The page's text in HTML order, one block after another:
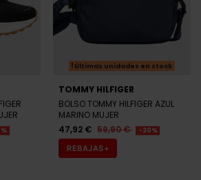
Últimas unidades en stock
TOMMY HILFIGER
MARINO MUJER
47,92 € 59,90 € -20%
REBAJAS+